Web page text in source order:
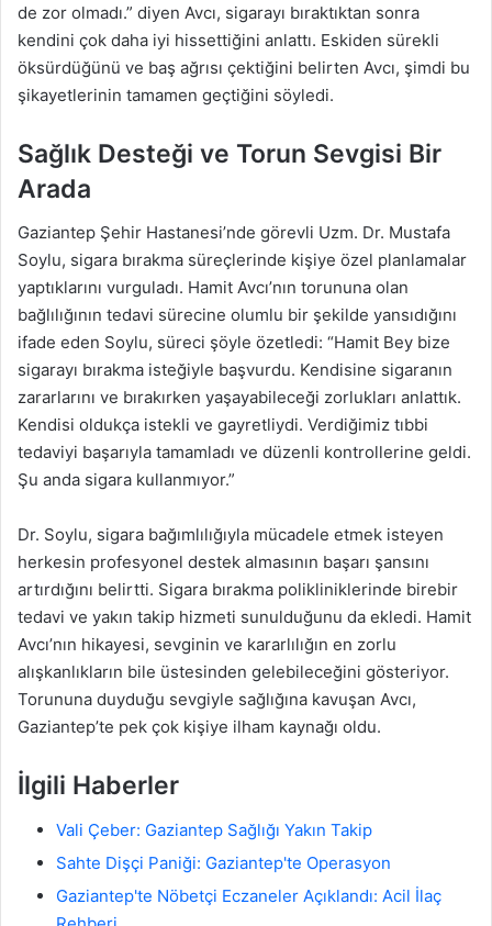
de zor olmadı.” diyen Avcı, sigarayı bıraktıktan sonra
kendini çok daha iyi hissettiğini anlattı. Eskiden sürekli
öksürdüğünü ve baş ağrısı çektiğini belirten Avcı, şimdi bu
şikayetlerinin tamamen geçtiğini söyledi.
Sağlık Desteği ve Torun Sevgisi Bir
Arada
Gaziantep Şehir Hastanesi’nde görevli Uzm. Dr. Mustafa
Soylu, sigara bırakma süreçlerinde kişiye özel planlamalar
yaptıklarını vurguladı. Hamit Avcı’nın torununa olan
bağlılığının tedavi sürecine olumlu bir şekilde yansıdığını
ifade eden Soylu, süreci şöyle özetledi: “Hamit Bey bize
sigarayı bırakma isteğiyle başvurdu. Kendisine sigaranın
zararlarını ve bırakırken yaşayabileceği zorlukları anlattık.
Kendisi oldukça istekli ve gayretliydi. Verdiğimiz tıbbi
tedaviyi başarıyla tamamladı ve düzenli kontrollerine geldi.
Şu anda sigara kullanmıyor.”
Dr. Soylu, sigara bağımlılığıyla mücadele etmek isteyen
herkesin profesyonel destek almasının başarı şansını
artırdığını belirtti. Sigara bırakma polikliniklerinde birebir
tedavi ve yakın takip hizmeti sunulduğunu da ekledi. Hamit
Avcı’nın hikayesi, sevginin ve kararlılığın en zorlu
alışkanlıkların bile üstesinden gelebileceğini gösteriyor.
Torununa duyduğu sevgiyle sağlığına kavuşan Avcı,
Gaziantep’te pek çok kişiye ilham kaynağı oldu.
İlgili Haberler
Vali Çeber: Gaziantep Sağlığı Yakın Takip
Sahte Dişçi Paniği: Gaziantep'te Operasyon
Gaziantep'te Nöbetçi Eczaneler Açıklandı: Acil İlaç